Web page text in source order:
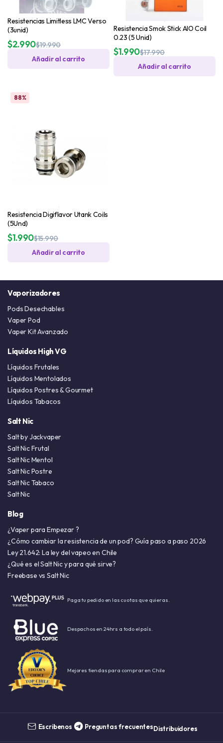
Resistencias Limitless LMC Verso
(3unid)
$19.990
$2.990
Añadir al carrito
Resistencia Smok Stick AIO Coil
0.23 (5 Unid)
$17.990
$1.990
Añadir al carrito
88%
Resistencia Digiflavor Utank Coils
(5Und)
$15.990
$1.990
Añadir al carrito
Vaporizadores
Pods Desechables
Vaper Pod
Vaper Kit Avanzado
Líquidos High VG
Líquidos Frutales
Líquidos Mentolados
Líquidos Postres & Gourmet
Líquidos Tabacos
Salt Nic
Salt by Jackvaper
Salt Nic Frutal
Salt Nic Mentol
Salt Nic Postre
Salt Nic Tabaco
Salt Nic
Blog
¿Vaper para Empezar ?
¿Cómo cambiar la resistencia de un pod? Guía paso a paso 2026
Ley 21.642: La ley del vapeo en Chile
¿Qué es el Salt Nic y para qué sirve?
Freebase vs Salt Nic
Paga tu pedido en las cuotas que quieras.
Despachos en 24hrs a todo el país.
Mejores tiendas para comprar en Chile
Escribenos Preguntas frecuentesDistribuidores